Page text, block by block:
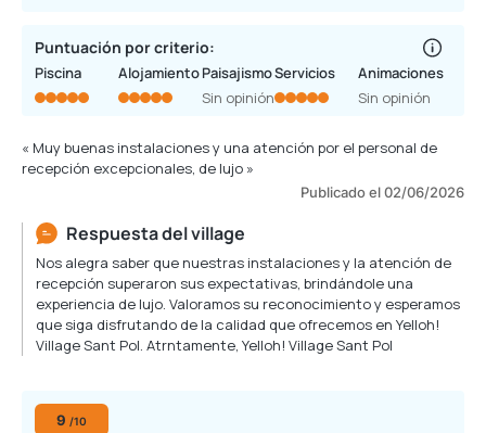
Puntuación por criterio:
Piscina Alojamiento Paisajismo
Sin opinión
Servicios
Animaciones
Sin opinión
« Muy buenas instalaciones y una atención por el personal de
recepción excepcionales, de lujo »
Publicado el 02/06/2026
Respuesta del village
Nos alegra saber que nuestras instalaciones y la atención de
recepción superaron sus expectativas, brindándole una
experiencia de lujo. Valoramos su reconocimiento y esperamos
que siga disfrutando de la calidad que ofrecemos en Yelloh!
Village Sant Pol. Atrntamente, Yelloh! Village Sant Pol
9 /10